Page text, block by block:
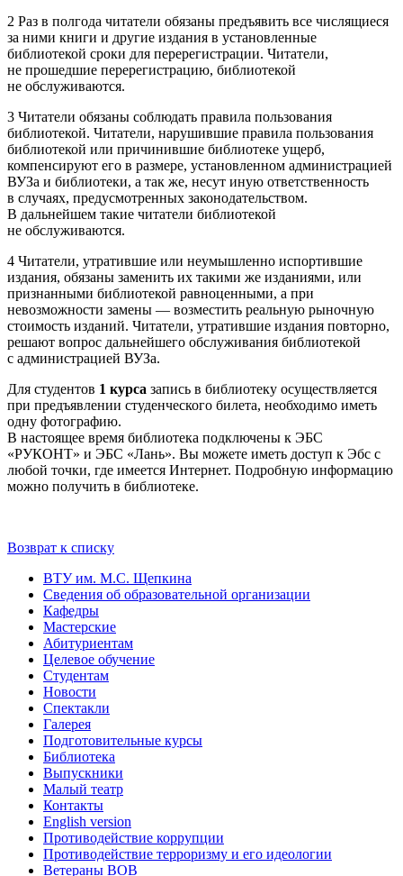
2 Раз в полгода читатели обязаны предъявить все числящиеся
за ними книги и другие издания в установленные
библиотекой сроки для перерегистрации. Читатели,
не прошедшие перерегистрацию, библиотекой
не обслуживаются.
3 Читатели обязаны соблюдать правила пользования
библиотекой. Читатели, нарушившие правила пользования
библиотекой или причинившие библиотеке ущерб,
компенсируют его в размере, установленном администрацией
ВУЗа и библиотеки, а так же, несут иную ответственность
в случаях, предусмотренных законодательством.
В дальнейшем такие читатели библиотекой
не обслуживаются.
4 Читатели, утратившие или неумышленно испортившие
издания, обязаны заменить их такими же изданиями, или
признанными библиотекой равноценными, а при
невозможности замены — возместить реальную рыночную
стоимость изданий. Читатели, утратившие издания повторно,
решают вопрос дальнейшего обслуживания библиотекой
с администрацией ВУЗа.
Для студентов 1 курса запись в библиотеку осуществляется
при предъявлении студенческого билета, необходимо иметь
одну фотографию.
В настоящее время библиотека подключены к ЭБС
«РУКОНТ» и ЭБС «Лань». Вы можете иметь доступ к Эбс с
любой точки, где имеется Интернет. Подробную информацию
можно получить в библиотеке.
Возврат к списку
ВТУ им. М.С. Щепкина
Сведения об образовательной организации
Кафедры
Мастерские
Абитуриентам
Целевое обучение
Студентам
Новости
Спектакли
Галерея
Подготовительные курсы
Библиотека
Выпускники
Малый театр
Контакты
English version
Противодействие коррупции
Противодействие терроризму и его идеологии
Ветераны ВОВ